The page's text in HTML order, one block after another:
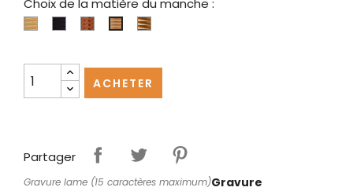
Choix de la matière du manche :
Buis EbèneGenévrier
OlivierPistachier
ACHETER
Partager
Gravure
Gravure lame (15 caractères maximum)